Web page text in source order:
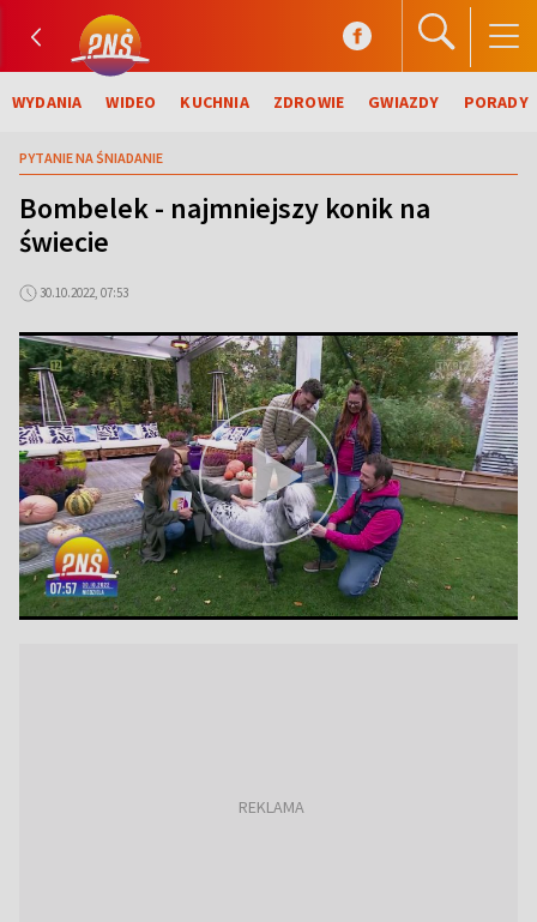
WYDANIA WIDEO KUCHNIA ZDROWIE GWIAZDY PORADY
PYTANIE NA ŚNIADANIE
Bombelek - najmniejszy konik na
świecie
30.10.2022, 07:53